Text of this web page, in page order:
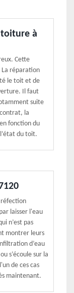
à
Cette
réparation
le toit et de
Il faut
suite
la
fonction du
du toit.
laisser l'eau
n’est pas
montrer leurs
d’eau
s’écoule sur la
de ces cas
maintenant.